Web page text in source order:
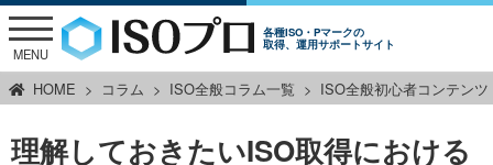
各種ISO・Pマークの
取得、運用サポートサイト
MENU
HOME コラム ISO全般コラム一覧 ISO全般初心者コンテンツ
理解しておきたいISO取得における